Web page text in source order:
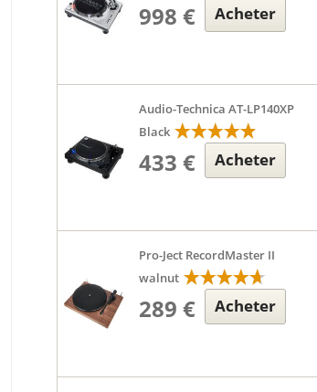
998 € Acheter
Audio-Technica AT-LP140XP
Black
433 € Acheter
Pro-Ject RecordMaster II
walnut
289 € Acheter